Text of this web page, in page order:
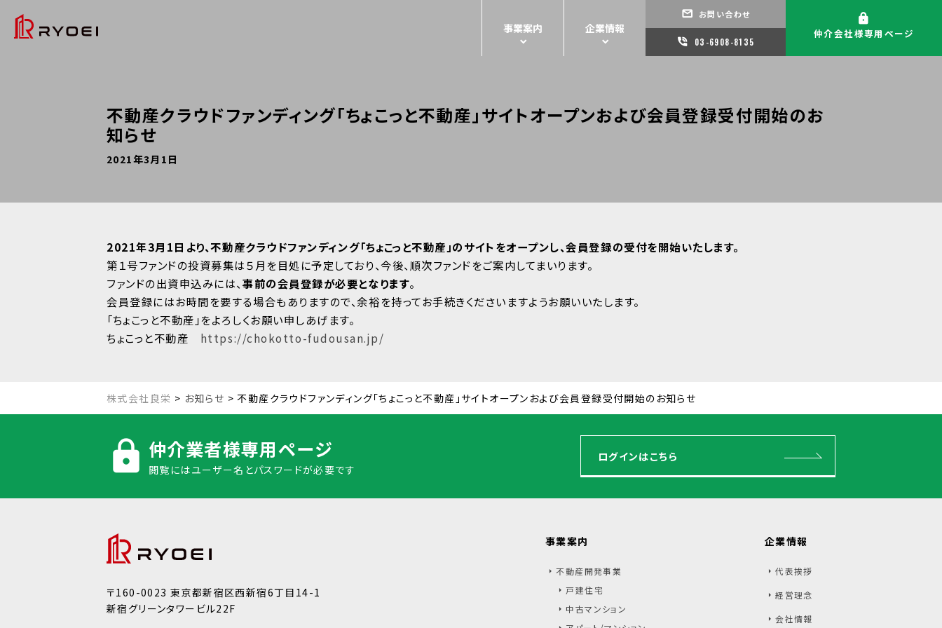
事業案内 企業情報
お問い合わせ
03-6908-8135
仲介会社様専用ページ
不動産クラウドファンディング「ちょこっと不動産」サイトオープンおよび会員登録受付開始のお
知らせ
2021年3月1日
2021年3月1日より、不動産クラウドファンディング「ちょこっと不動産」のサイトをオープンし、会員登録の受付を開始いたします。
第１号ファンドの投資募集は５月を目処に予定しており、今後、順次ファンドをご案内してまいります。
ファンドの出資申込みには、事前の会員登録が必要となります。
会員登録にはお時間を要する場合もありますので、余裕を持ってお手続きくださいますようお願いいたします。
「ちょこっと不動産」をよろしくお願い申しあげます。
ちょこっと不動産 https://chokotto-fudousan.jp/
株式会社良栄 > お知らせ >不動産クラウドファンディング「ちょこっと不動産」サイトオープンおよび会員登録受付開始のお知らせ
仲介業者様専用ページ
閲覧にはユーザー名とパスワードが必要です
ログインはこちら
〒160-0023 東京都新宿区⻄新宿6丁⽬14-1
新宿グリーンタワービル22F
事業案内
不動産開発事業
戸建住宅
中古マンション
企業情報
代表挨拶
経営理念
会社情報